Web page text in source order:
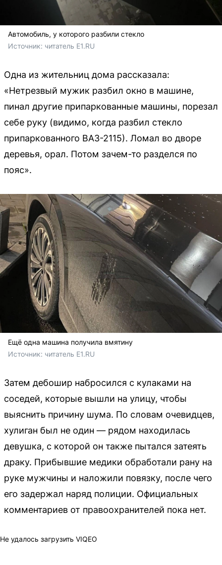
Автомобиль, у которого разбили стекло
Источник: читатель E1.RU
Одна из жительниц дома рассказала:
«Нетрезвый мужик разбил окно в машине,
пинал другие припаркованные машины, порезал
себе руку (видимо, когда разбил стекло
припаркованного ВАЗ-2115). Ломал во дворе
деревья, орал. Потом зачем-то разделся по
пояс».
Ещё одна машина получила вмятину
Источник: читатель E1.RU
Затем дебошир набросился с кулаками на
соседей, которые вышли на улицу, чтобы
выяснить причину шума. По словам очевидцев,
хулиган был не один — рядом находилась
девушка, с которой он также пытался затеять
драку. Прибывшие медики обработали рану на
руке мужчины и наложили повязку, после чего
его задержал наряд полиции. Официальных
комментариев от правоохранителей пока нет.
Не удалось загрузить VIQEO